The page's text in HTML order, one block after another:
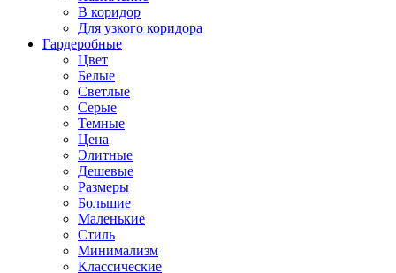
В коридор
Для узкого коридора
Гардеробные
Цвет
Белые
Светлые
Серые
Темные
Цена
Элитные
Дешевые
Размеры
Большие
Маленькие
Стиль
Минимализм
Классические